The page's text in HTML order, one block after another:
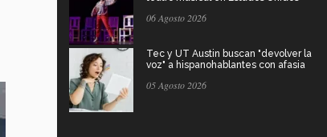
06 Agosto 2026
Tec y UT Austin buscan "devolver la
voz" a hispanohablantes con afasia
05 Agosto 2026